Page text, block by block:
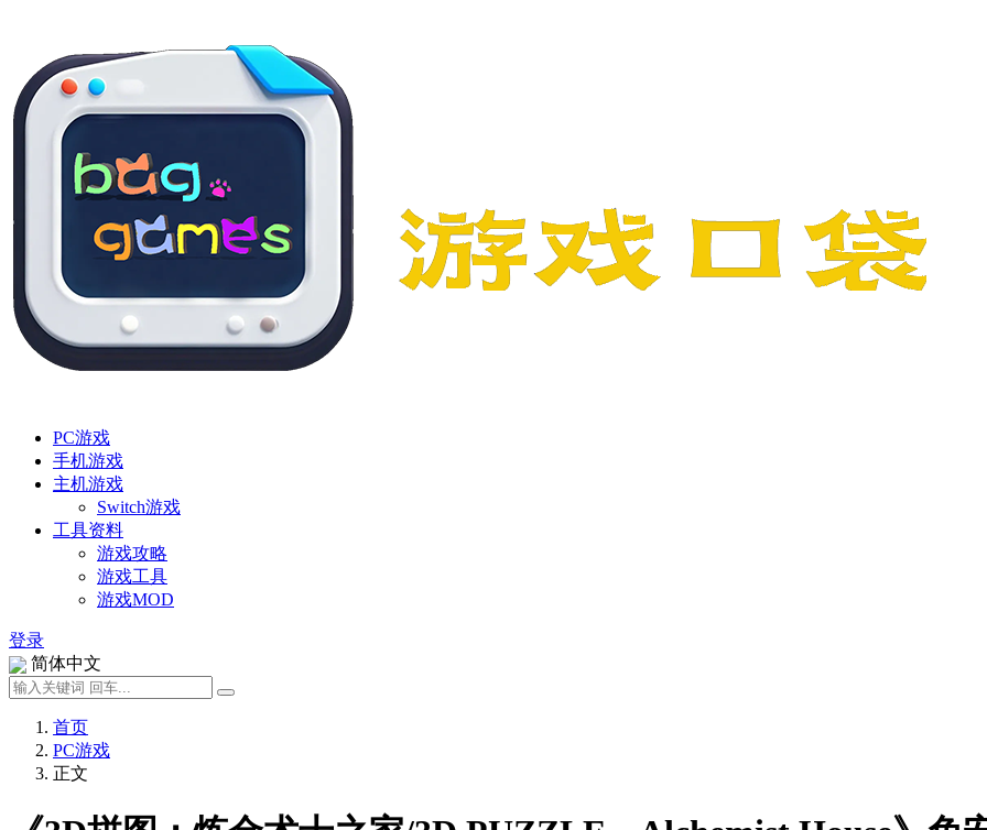
PC游戏
手机游戏
主机游戏
Switch游戏
工具资料
游戏攻略
游戏工具
游戏MOD
登录
简体中文
首页
PC游戏
正文